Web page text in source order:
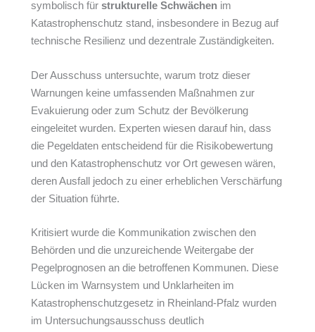
symbolisch für strukturelle Schwächen im
Katastrophenschutz stand, insbesondere in Bezug auf
technische Resilienz und dezentrale Zuständigkeiten.
Der Ausschuss untersuchte, warum trotz dieser
Warnungen keine umfassenden Maßnahmen zur
Evakuierung oder zum Schutz der Bevölkerung
eingeleitet wurden. Experten wiesen darauf hin, dass
die Pegeldaten entscheidend für die Risikobewertung
und den Katastrophenschutz vor Ort gewesen wären,
deren Ausfall jedoch zu einer erheblichen Verschärfung
der Situation führte.
Kritisiert wurde die Kommunikation zwischen den
Behörden und die unzureichende Weitergabe der
Pegelprognosen an die betroffenen Kommunen. Diese
Lücken im Warnsystem und Unklarheiten im
Katastrophenschutzgesetz in Rheinland-Pfalz wurden
im Untersuchungsausschuss deutlich